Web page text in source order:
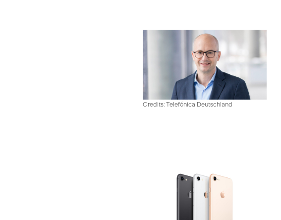
Credits: Telefónica Deutschland